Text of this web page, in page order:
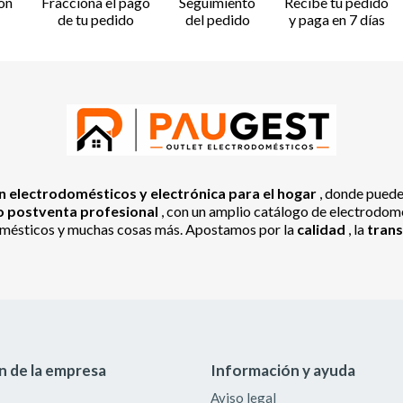
de tu pedido
del pedido
y paga en 7 días
electrodomésticos y electrónica para el hogar , donde
postventa profesional , con un amplio catálogo de
y muchas cosas más. Apostamos por la calidad , la
de la empresa Información y ayuda
Aviso legal